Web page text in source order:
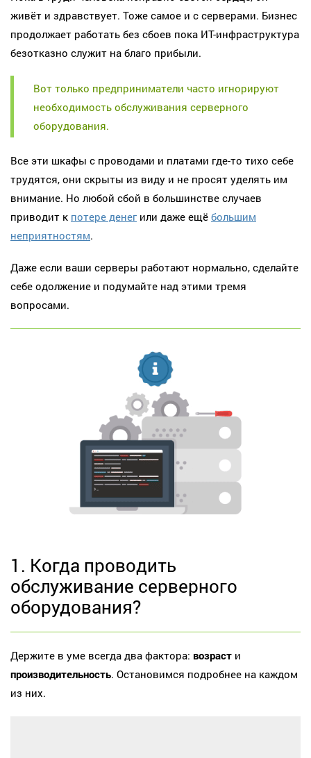
живёт и здравствует. Тоже самое и c серверами. Бизнес
продолжает работать без сбоев пока ИТ-инфраструктура
безотказно служит на благо прибыли.
Вот только предприниматели часто игнорируют
необходимость обслуживания серверного
оборудования.
Все эти шкафы с проводами и платами где-то тихо себе
трудятся, они скрыты из виду и не просят уделять им
внимание. Но любой сбой в большинстве случаев
приводит к потере денег или даже ещё большим
неприятностям.
Даже если ваши серверы работают нормально, сделайте
себе одолжение и подумайте над этими тремя
вопросами.
1. Когда проводить
обслуживание серверного
оборудования?
Держите в уме всегда два фактора: возраст и
производительность. Остановимся подробнее на каждом
из них.